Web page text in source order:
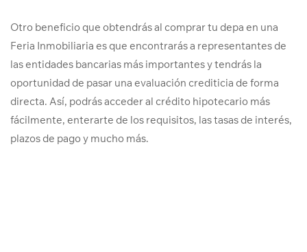
Otro beneficio que obtendrás al comprar tu depa en una
Feria Inmobiliaria es que encontrarás a representantes de
las entidades bancarias más importantes y tendrás la
oportunidad de pasar una evaluación crediticia de forma
directa. Así, podrás acceder al crédito hipotecario más
fácilmente, enterarte de los requisitos, las tasas de interés,
plazos de pago y mucho más.